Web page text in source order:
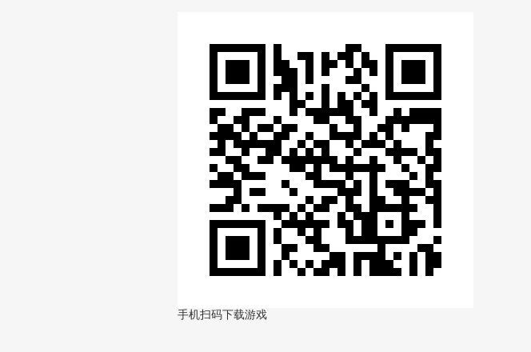
手机扫码下载游戏